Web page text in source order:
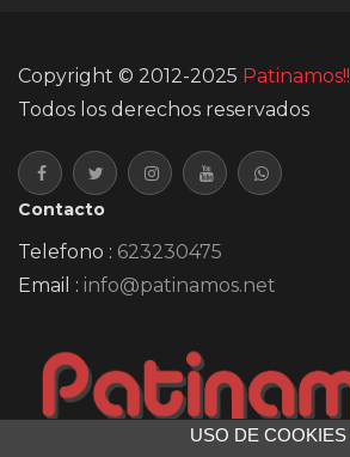
Copyright © 2012-2025 Patinamos!!
Todos los derechos reservados
Contacto
Telefono : 623230475
Email : info@patinamos.net
USO DE COOKIES